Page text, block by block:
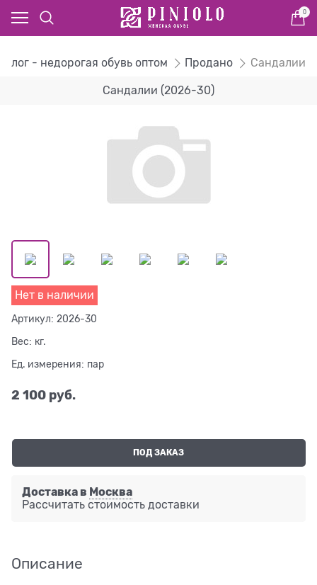
0
- недорогая обувь оптом Продано Сандалии
Сандалии (2026-30)
Нет в наличии
Артикул: 2026-30
Вес: кг.
Ед. измерения: пар
2 100 руб.
ПОД ЗАКАЗ
Доставка в Москва
Рассчитать стоимость доставки
Описание